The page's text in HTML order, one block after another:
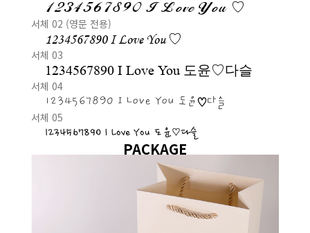
1234567890 I Love You ♡
서체 02 (영문 전용)
1234567890 I Love You ♡
서체 03
1234567890 I Love You 도윤♡다슬
서체 04
1234567890 I Love You 도윤♡다슬
서체 05
1234567890 I Love You 도윤♡다슬
PACKAGE